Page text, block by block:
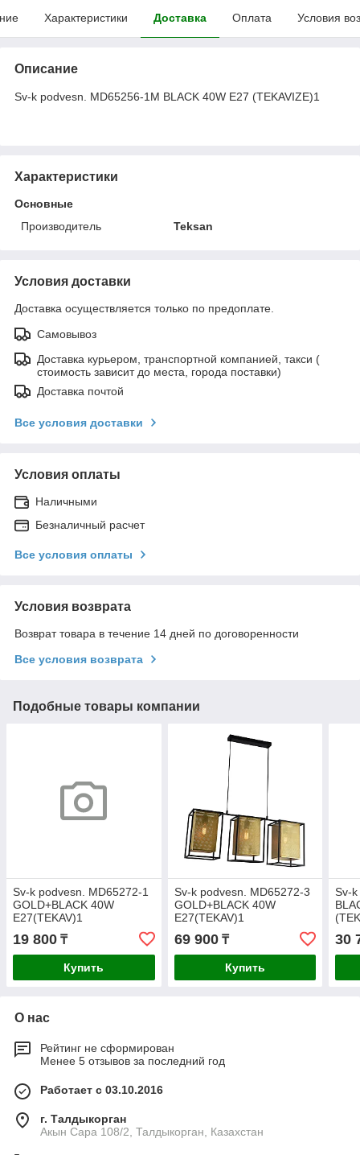
Характеристики Доставка Оплата Условия
Описание
Sv-k podvesn. MD65256-1M BLACK 40W E27 (TEKAVIZE)1
Характеристики
Основные
Производитель
Teksan
Условия доставки
Доставка осуществляется только по предоплате.
Самовывоз
Доставка курьером, транспортной компанией, такси (
стоимость зависит до места, города поставки)
Доставка почтой
Все условия доставки
Условия оплаты
Наличными
Безналичный расчет
Все условия оплаты
Условия возврата
Возврат товара в течение 14 дней по договоренности
Все условия возврата
Подобные товары компании
Sv-k podvesn. MD65272-1
GOLD+BLACK 40W
E27(TEKAV)1
19 800 ₸
Купить
Sv-k podvesn. MD65272-3
GOLD+BLACK 40W
E27(TEKAV)1
69 900₸
Купить
Sv-
30
О нас
Рейтинг не сформирован
Менее 5 отзывов за последний год
Работает с 03.10.2016
г. Талдыкорган
Акын Сара 108/2, Талдыкорган, Казахстан